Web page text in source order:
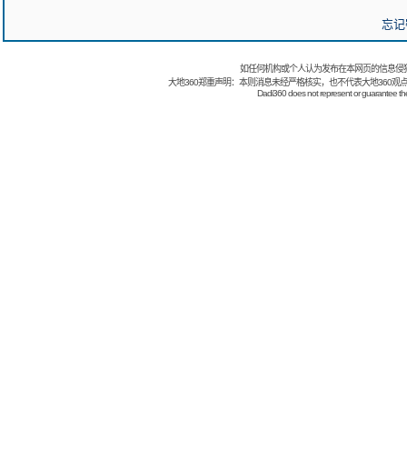
忘
如任何机构或个人认为发布在本网页的信息
大地360郑重声明：本则消息未经严格核实，也不代表大地360观
Dadi360 does not represent or guarantee